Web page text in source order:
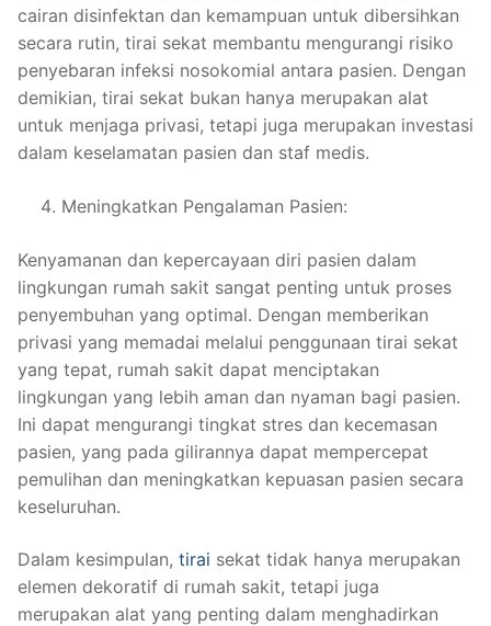
cairan disinfektan dan kemampuan untuk dibersihkan
secara rutin, tirai sekat membantu mengurangi risiko
penyebaran infeksi nosokomial antara pasien. Dengan
demikian, tirai sekat bukan hanya merupakan alat
untuk menjaga privasi, tetapi juga merupakan investasi
dalam keselamatan pasien dan staf medis.
Meningkatkan Pengalaman Pasien:
Kenyamanan dan kepercayaan diri pasien dalam
lingkungan rumah sakit sangat penting untuk proses
penyembuhan yang optimal. Dengan memberikan
privasi yang memadai melalui penggunaan tirai sekat
yang tepat, rumah sakit dapat menciptakan
lingkungan yang lebih aman dan nyaman bagi pasien.
Ini dapat mengurangi tingkat stres dan kecemasan
pasien, yang pada gilirannya dapat mempercepat
pemulihan dan meningkatkan kepuasan pasien secara
keseluruhan.
Dalam kesimpulan, tirai sekat tidak hanya merupakan
elemen dekoratif di rumah sakit, tetapi juga
merupakan alat yang penting dalam menghadirkan